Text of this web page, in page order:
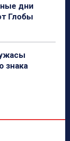
дни
Глобы
знака